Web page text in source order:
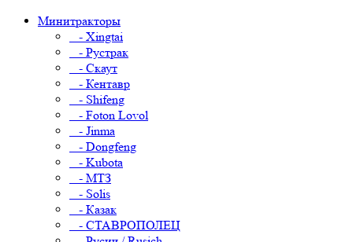
Минитракторы
- Xingtai
- Рустрак
- Скаут
- Кентавр
- Shifeng
- Foton Lovol
- Jinma
- Dongfeng
- Kubota
- МТЗ
- Solis
- Казак
- СТАВРОПОЛЕЦ